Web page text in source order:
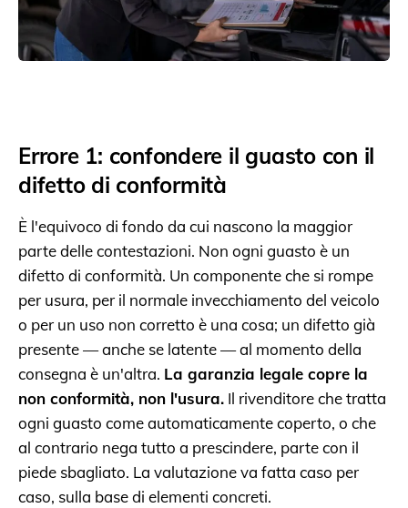
Errore 1: confondere il guasto con il
difetto di conformità
È l'equivoco di fondo da cui nascono la maggior
parte delle contestazioni. Non ogni guasto è un
difetto di conformità. Un componente che si rompe
per usura, per il normale invecchiamento del veicolo
o per un uso non corretto è una cosa; un difetto già
presente — anche se latente — al momento della
consegna è un'altra. La garanzia legale copre la
non conformità, non l'usura. Il rivenditore che tratta
ogni guasto come automaticamente coperto, o che
al contrario nega tutto a prescindere, parte con il
piede sbagliato. La valutazione va fatta caso per
caso, sulla base di elementi concreti.